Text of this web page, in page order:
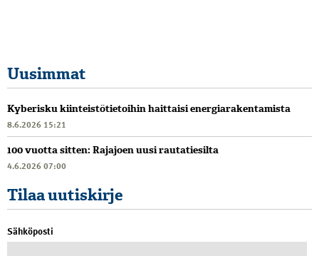
Uusimmat
Kyberisku kiinteistötietoihin haittaisi energiarakentamista
8.6.2026 15:21
100 vuotta sitten: Rajajoen uusi rautatiesilta
4.6.2026 07:00
Tilaa uutiskirje
Sähköposti